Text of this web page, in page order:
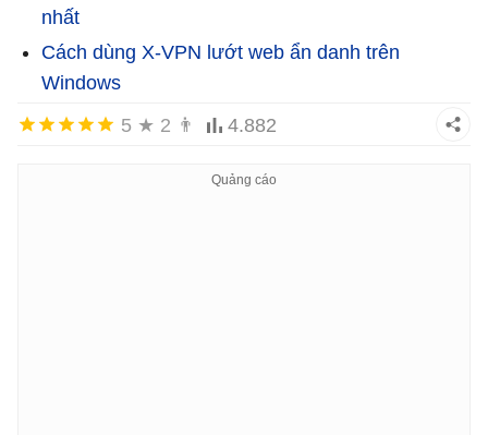
nhất
Cách dùng X-VPN lướt web ẩn danh trên
Windows
5 ★ 2 👨 4.882